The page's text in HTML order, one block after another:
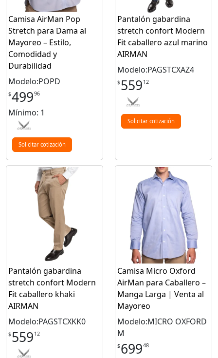
Camisa AirMan Pop
Stretch para Dama al
Mayoreo – Estilo,
Comodidad y
Durabilidad
Modelo:POPD
$49996
Mínimo: 1
Solicitar cotización
Pantalón gabardina
stretch confort Modern
Fit caballero azul marino
AIRMAN
Modelo:PAGSTCXAZ4
$559 12
Solicitar cotización
Pantalón gabardina
stretch confort Modern
Fit caballero khaki
AIRMAN
Modelo:PAGSTCXKK0
$559 12
Camisa Micro Oxford
AirMan para Caballero –
Manga Larga | Venta al
Mayoreo
Modelo:MICRO OXFORD
M
$69948